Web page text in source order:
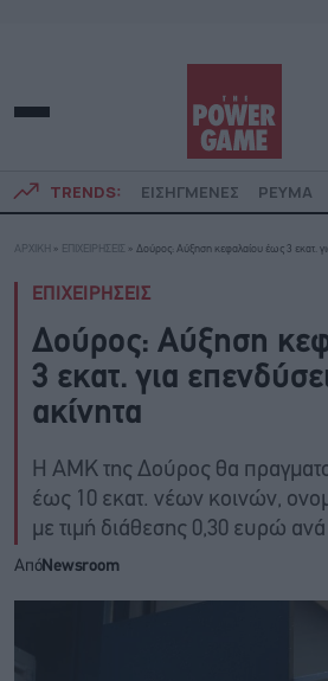
TRENDS: ΕΙΣΗΓΜΕΝΕΣ ΡΕΥΜΑ
ΑΡΧΙΚΗ » ΕΠΙΧΕΙΡΗΣΕΙΣ » Δούρος: Αύξηση κεφαλαίου έως 3 εκατ.
ΕΠΙΧΕΙΡΗΣΕΙΣ
Δούρος: Αύξηση
3 εκατ. για
ακίνητα
Η ΑΜΚ της Δούρος θα
έως 10 εκατ. νέων κοινών,
με τιμή διάθεσης 0,30 ευρώ
ΑπόNewsroom